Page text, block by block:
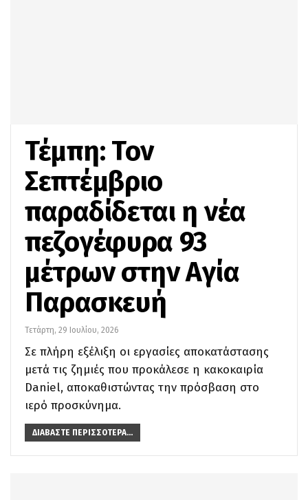
Τέμπη: Τον
Σεπτέμβριο
παραδίδεται η νέα
πεζογέφυρα 93
μέτρων στην Αγία
Παρασκευή
Τετάρτη, 29 Ιουλίου, 2026
Σε πλήρη εξέλιξη οι εργασίες αποκατάστασης
μετά τις ζημιές που προκάλεσε η κακοκαιρία
Daniel, αποκαθιστώντας την πρόσβαση στο
ιερό προσκύνημα.
ΔΙΑΒΆΣΤΕ ΠΕΡΙΣΣΌΤΕΡΑ...